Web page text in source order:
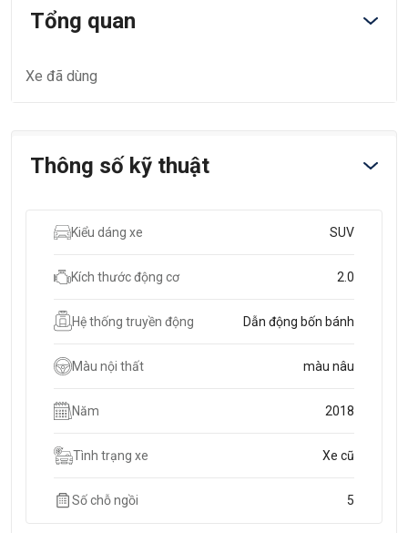
Tổng quan
Xe đã dùng
Thông số kỹ thuật
Kiểu dáng xe SUV
Kích thước động cơ 2.0
Hệ thống truyền động Dẫn động bốn bánh
Màu nội thất màu nâu
Năm 2018
Tình trạng xe Xe cũ
Số chỗ ngồi 5